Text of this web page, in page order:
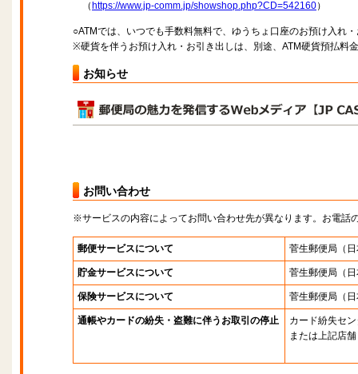
（ https://www.jp-comm.jp/showshop.php?CD=542160）
○ATMでは、いつでも手数料無料で、ゆうちょ口座のお預け入れ
※硬貨を伴うお預け入れ・お引き出しは、別途、ATM硬貨預払料
お知らせ
お問い合わせ
※サービスの内容によってお問い合わせ先が異なります。お電話
郵便サービスについて 菅生郵便局 （
貯金サービスについて 菅生郵便局 （
保険サービスについて 菅生郵便局 （
通帳やカードの紛失・盗難に伴うお取引の停止
カード紛失セ
または上記店舗